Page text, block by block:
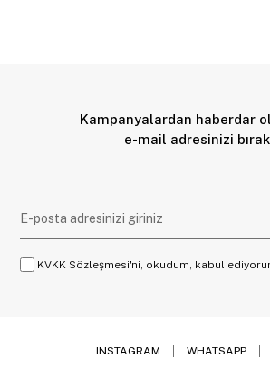
Kampanyalardan haberdar
e-mail adresinizi
KVKK Sözleşmesi'ni, okudum, kabul
INSTAGRAM WHATSAPP